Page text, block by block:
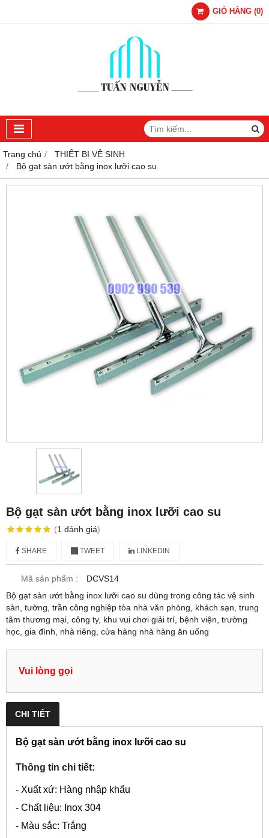
GIỎ HÀNG (0)
Trang chủ
THIẾT BỊ VỆ SINH
Bộ gạt sàn ướt bằng inox lưỡi cao su
Bộ gạt sàn ướt bằng inox lưỡi cao su
(1 đánh giá)
SHARE TWEET LINKEDIN
Mã sản phẩm :
DCVS14
Bộ gạt sàn ướt bằng inox lưỡi cao su dùng trong công tác vệ sinh
sàn, tường, trần công nghiệp tòa nhà văn phòng, khách sạn, trung
tâm thương mại, công ty, khu vui chơi giải trí, bệnh viện, trường
học, gia đình, nhà riêng, cửa hàng nhà hàng ăn uống
Vui lòng gọi
CHI TIẾT
Bộ gạt sàn ướt bằng inox lưỡi cao su
Thông tin chi tiết:
- Xuất xứ: Hàng nhập khẩu
- Chất liệu: Inox 304
- Màu sắc: Trắng